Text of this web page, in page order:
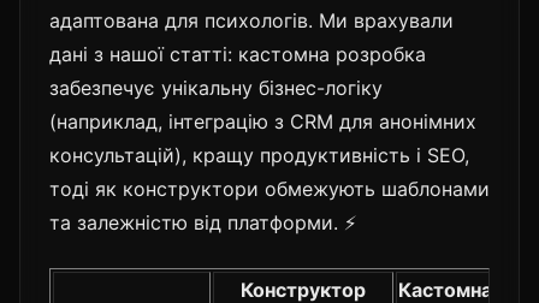
адаптована для психологів. Ми врахували
дані з нашої статті: кастомна розробка
забезпечує унікальну бізнес-логіку
(наприклад, інтеграцію з CRM для анонімних
консультацій), кращу продуктивність і SEO,
тоді як конструктори обмежують шаблонами
та залежністю від платформи. ⚡
Конструктор
Кастомна